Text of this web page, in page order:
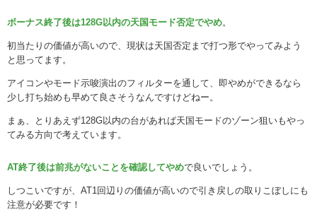
ボーナス終了後は128G以内の天国モード否定でやめ。
初当たりの価値が高いので、現状は天国否定まで打つ形でやってみよう
と思ってます。
アイコンやモード示唆演出のフィルターを通して、即やめができるなら
少し打ち始めも早めて良さそうなんですけどねー。
まぁ、とりあえず128G以内の台があれば天国モードのゾーン狙いもやっ
てみる方向で考えています。
AT終了後は前兆がないことを確認してやめで良いでしょう。
しつこいですが、AT1回辺りの価値が高いので引き戻しの取りこぼしにも
注意が必要です！